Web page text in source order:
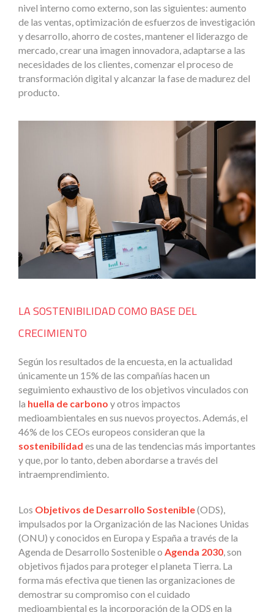
nivel interno como externo, son las siguientes: aumento
de las ventas, optimización de esfuerzos de investigación
y desarrollo, ahorro de costes, mantener el liderazgo de
mercado, crear una imagen innovadora, adaptarse a las
necesidades de los clientes, comenzar el proceso de
transformación digital y alcanzar la fase de madurez del
producto.
LA SOSTENIBILIDAD COMO BASE DEL
CRECIMIENTO
Según los resultados de la encuesta, en la actualidad
únicamente un 15% de las compañías hacen un
seguimiento exhaustivo de los objetivos vinculados con
la huella de carbono y otros impactos
medioambientales en sus nuevos proyectos. Además, el
46% de los CEOs europeos consideran que la
sostenibilidad es una de las tendencias más importantes
y que, por lo tanto, deben abordarse a través del
intraemprendimiento.
Los Objetivos de Desarrollo Sostenible(ODS),
impulsados por la Organización de las Naciones Unidas
(ONU) y conocidos en Europa y España a través de la
Agenda de Desarrollo Sostenible o Agenda 2030, son
objetivos fijados para proteger el planeta Tierra. La
forma más efectiva que tienen las organizaciones de
demostrar su compromiso con el cuidado
medioambiental es la incorporación de la ODS en la